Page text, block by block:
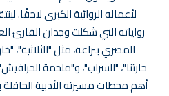
لأعماله الروائية الكبرى لاحقًا.
رواياته التي شكلت وجدان
المصري ببراعة، مثل "الثلاثية"،
حارتنا"، "السراب"، و"ملحمة
أهم محطات مسيرته الأدبية الحافلة